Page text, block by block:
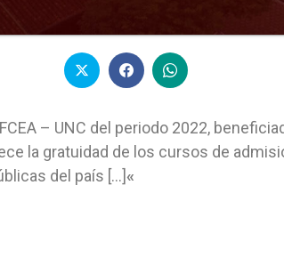
– UNC del periodo 2022,
la gratuidad de los cursos de
del país […]«